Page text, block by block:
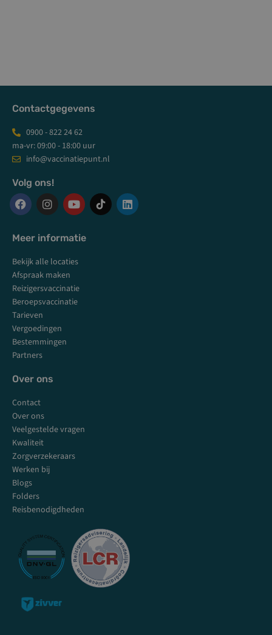
Contactgegevens
0900 - 822 24 62
ma-vr: 09:00 - 18:00 uur
info@vaccinatiepunt.nl
Volg ons!
F
c
e
b
o
o
k
I
s
t
a
g
r
a
m
Y
u
t
b
L
Meer informatie
Bekijk alle locaties
Afspraak maken
Reizigersvaccinatie
Beroepsvaccinatie
Tarieven
Vergoedingen
Bestemmingen
Partners
Over ons
Contact
Over ons
Veelgestelde vragen
Kwaliteit
Zorgverzekeraars
Werken bij
Blogs
Folders
Reisbenodigdheden